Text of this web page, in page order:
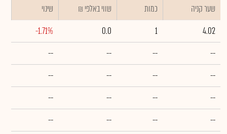
שער קניה כמות ₪ שווי באלפי
שינוי
4.02
1
0.0
-1.71%
--
--
--
--
--
--
--
--
--
--
--
--
--
--
--
--